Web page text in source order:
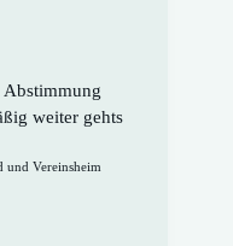
Abstimmung
weiter gehts
und Vereinsheim